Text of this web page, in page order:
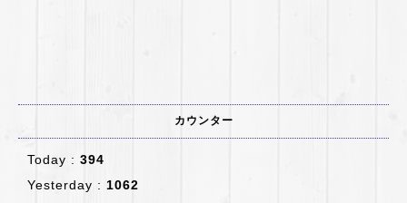
カウンター
Today : 394
Yesterday : 1062